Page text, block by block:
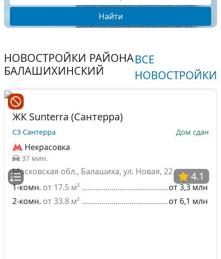
Найти
НОВОСТРОЙКИ РАЙОНА
БАЛАШИХИНСКИЙ
ВСЕ
НОВОСТРОЙКИ
4.1
ЖК Sunterra (Сантерра)
СЗ Сантерра Дом сдан
Некрасовка
37 мин.
Московская обл., Балашиха, ул. Новая, 22
1-комн. от 17.5 м²
от 3,3 млн
2-комн. от 33.8 м² от 6,1 млн